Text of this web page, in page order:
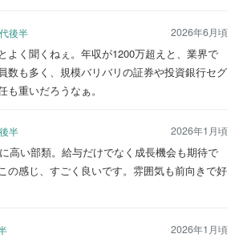
後半 2026年6月頃
よく聞くねぇ。年収が1200万超えと、業界で
数も多く、規模バリバリの証券や投資銀行セグ
も重いだろうなぁ。
半 2026年1月頃
高い部類。給与だけでなく成長機会も期待で
の感じ、すごく良いです。雰囲気も前向きで好
2026年1月頃